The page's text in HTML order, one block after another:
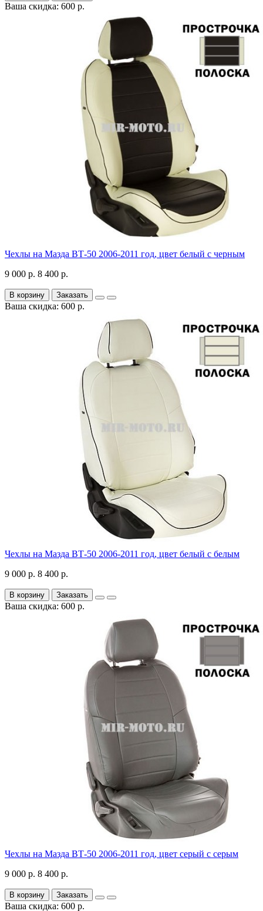
Ваша скидка: 600 р.
Чехлы на Мазда ВТ-50 2006-2011 год, цвет белый с черным
9 000 р. 8 400 р.
В корзину Заказать
Ваша скидка: 600 р.
Чехлы на Мазда ВТ-50 2006-2011 год, цвет белый с белым
9 000 р. 8 400 р.
В корзину Заказать
Ваша скидка: 600 р.
Чехлы на Мазда ВТ-50 2006-2011 год, цвет серый с серым
9 000 р. 8 400 р.
В корзину Заказать
Ваша скидка: 600 р.